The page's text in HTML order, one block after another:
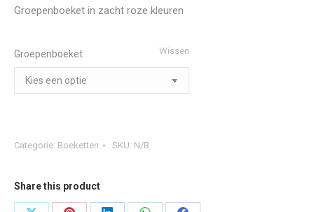
€31,95
Groepenboeket in zacht roze kleuren
Groepenboeket Wissen
Categorie: Boeketten SKU: N/B
Share this product